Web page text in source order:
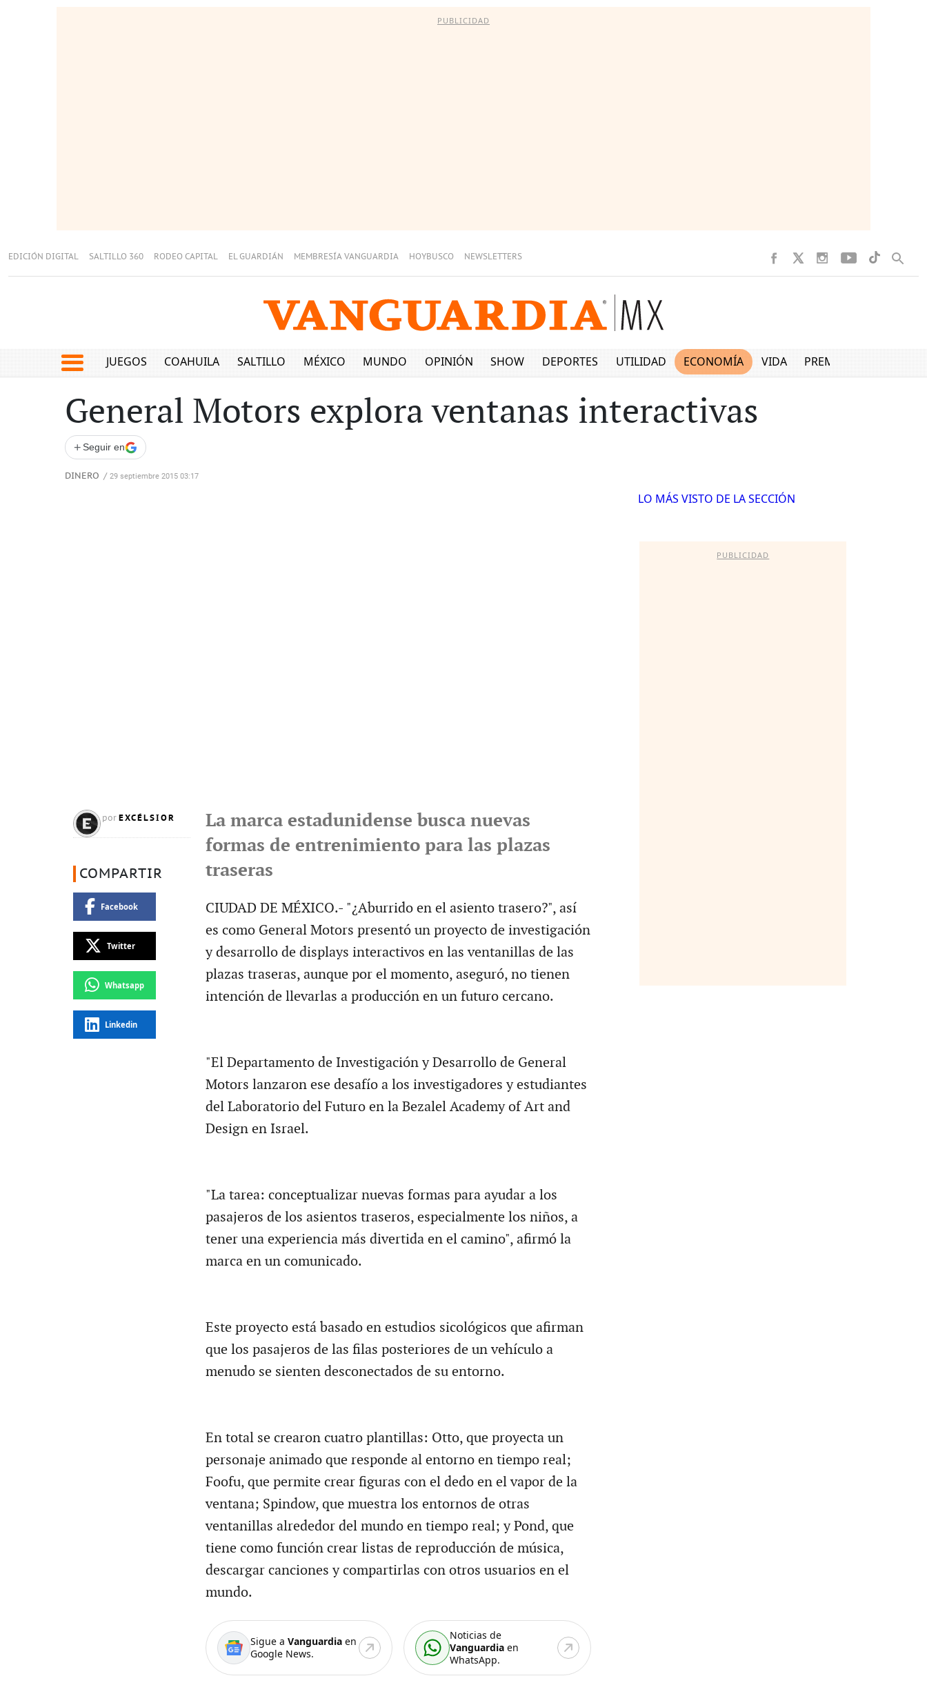
PUBLICIDAD
EDICIÓN DIGITAL SALTILLO 360 RODEO CAPITAL EL GUARDIÁN MEMBRESÍA VANGUARDIA HOYBUSCO NEWSLETTERS
JUEGOS COAHUILA SALTILLO MÉXICO MUNDO OPINIÓN SHOW DEPORTES UTILIDAD ECONOMÍA VIDA PREMIUM
General Motors explora ventanas interactivas
+ Seguir en
DINERO / 29 septiembre 2015 03:17
por EXCÉLSIOR
COMPARTIR
Facebook
Twitter
Whatsapp
Linkedin
La marca estadunidense busca nuevas
formas de entrenimiento para las plazas
traseras
CIUDAD DE MÉXICO.- "¿Aburrido en el asiento trasero?", así
es como General Motors presentó un proyecto de investigación
y desarrollo de displays interactivos en las ventanillas de las
plazas traseras, aunque por el momento, aseguró, no tienen
intención de llevarlas a producción en un futuro cercano.
"El Departamento de Investigación y Desarrollo de General
Motors lanzaron ese desafío a los investigadores y estudiantes
del Laboratorio del Futuro en la Bezalel Academy of Art and
Design en Israel.
"La tarea: conceptualizar nuevas formas para ayudar a los
pasajeros de los asientos traseros, especialmente los niños, a
tener una experiencia más divertida en el camino", afirmó la
marca en un comunicado.
Este proyecto está basado en estudios sicológicos que afirman
que los pasajeros de las filas posteriores de un vehículo a
menudo se sienten desconectados de su entorno.
En total se crearon cuatro plantillas: Otto, que proyecta un
personaje animado que responde al entorno en tiempo real;
Foofu, que permite crear figuras con el dedo en el vapor de la
ventana; Spindow, que muestra los entornos de otras
ventanillas alrededor del mundo en tiempo real; y Pond, que
tiene como función crear listas de reproducción de música,
descargar canciones y compartirlas con otros usuarios en el
mundo.
Sigue a Vanguardiaen
Google News.
Noticias de
Vanguardia en
WhatsApp.
LO MÁS VISTO DE LA SECCIÓN
PUBLICIDAD